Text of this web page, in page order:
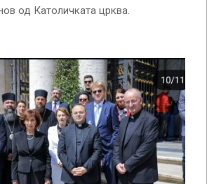
од Католичката црква.